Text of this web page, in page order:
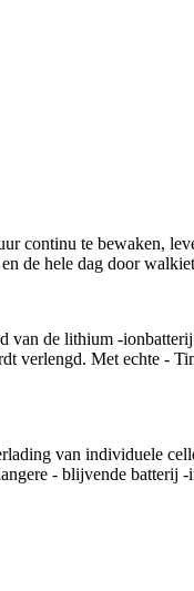
continu te bewaken,
de hele dag door
van de lithium -
verlengd. Met echte -
van individuele
- blijvende batterij